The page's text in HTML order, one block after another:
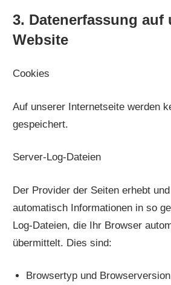
3. Datenerfassung auf
Website
Cookies
Auf unserer Internetseite werden
gespeichert.
Server-Log-Dateien
Der Provider der Seiten erhebt
automatisch Informationen in so
Log-Dateien, die Ihr Browser
übermittelt. Dies sind:
Browsertyp und Browserversion